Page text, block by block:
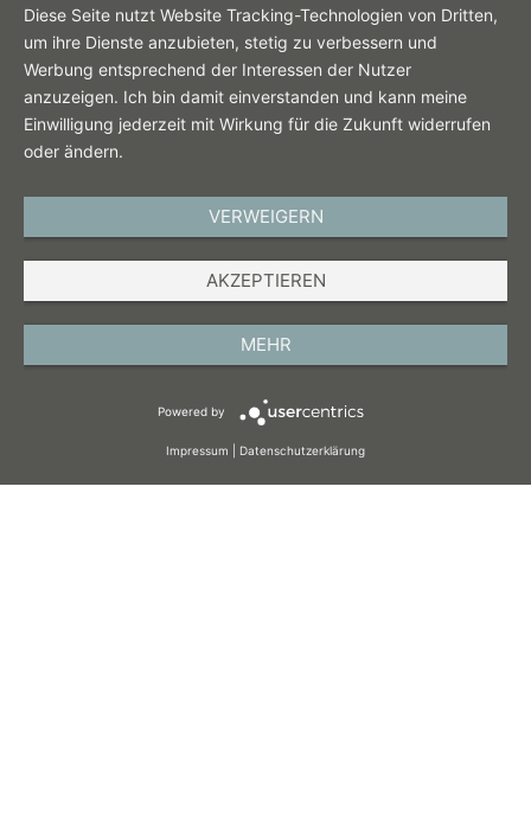
Kontakt
IMPRESSUM
DATENSCHUTZ
Diese Seite nutzt Website Tracking-Technologien von Dritten,
um ihre Dienste anzubieten, stetig zu verbessern und
Werbung entsprechend der Interessen der Nutzer
anzuzeigen. Ich bin damit einverstanden und kann meine
Einwilligung jederzeit mit Wirkung für die Zukunft widerrufen
oder ändern.
VERWEIGERN
AKZEPTIEREN
MEHR
Powered by
Impressum Datenschutzerklärung